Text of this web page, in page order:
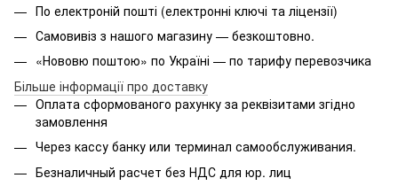
По електроній пошті (електронні ключі та ліцензії)
Самовивіз з нашого магазину — безкоштовно.
«Нововю поштою» по Україні — по тарифу перевозчика
Більше інформації про доставку
Оплата сформованого рахунку за реквізитами згідно
замовлення
Через кассу банку или терминал самообслуживания.
Безналичный расчет без НДС для юр. лиц